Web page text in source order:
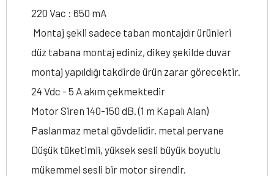
220 Vac : 650 mA
Montaj şekli sadece taban montajdır ürünleri
düz tabana montaj ediniz, dikey şekilde duvar
montaj yapıldığı takdirde ürün zarar görecektir.
24 Vdc - 5 A akım çekmektedir
Motor Siren 140-150 dB. (1 m Kapalı Alan)
Paslanmaz metal gövdelidir. metal pervane
Düşük tüketimli, yüksek sesli büyük boyutlu
mükemmel sesli bir motor sirendir.